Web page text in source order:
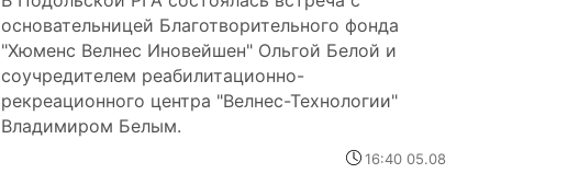
основательницей Благотворительного фонда
"Хюменс Велнес Иновейшен" Ольгой Белой и
соучредителем реабилитационно-
рекреационного центра "Велнес-Технологии"
Владимиром Белым.
16:40 05.08